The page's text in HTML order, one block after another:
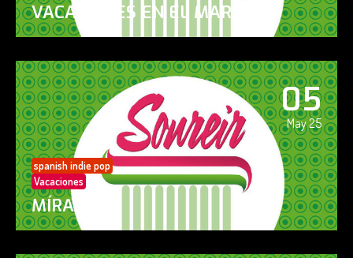
VACACIONES EN EL MAR
05
May 25
spanish indie pop
Vacaciones
MÍRAME